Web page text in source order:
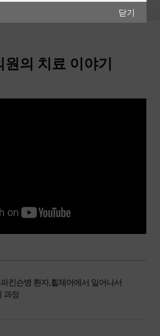
의 치료 이야기
파킨슨병 환자,휠체어에서 일어나서
과정
닫기